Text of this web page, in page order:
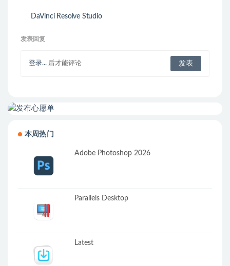
DaVinci Resolve Studio
发表回复
登录... 后才能评论
本周热门
Adobe Photoshop 2026
Parallels Desktop
Latest